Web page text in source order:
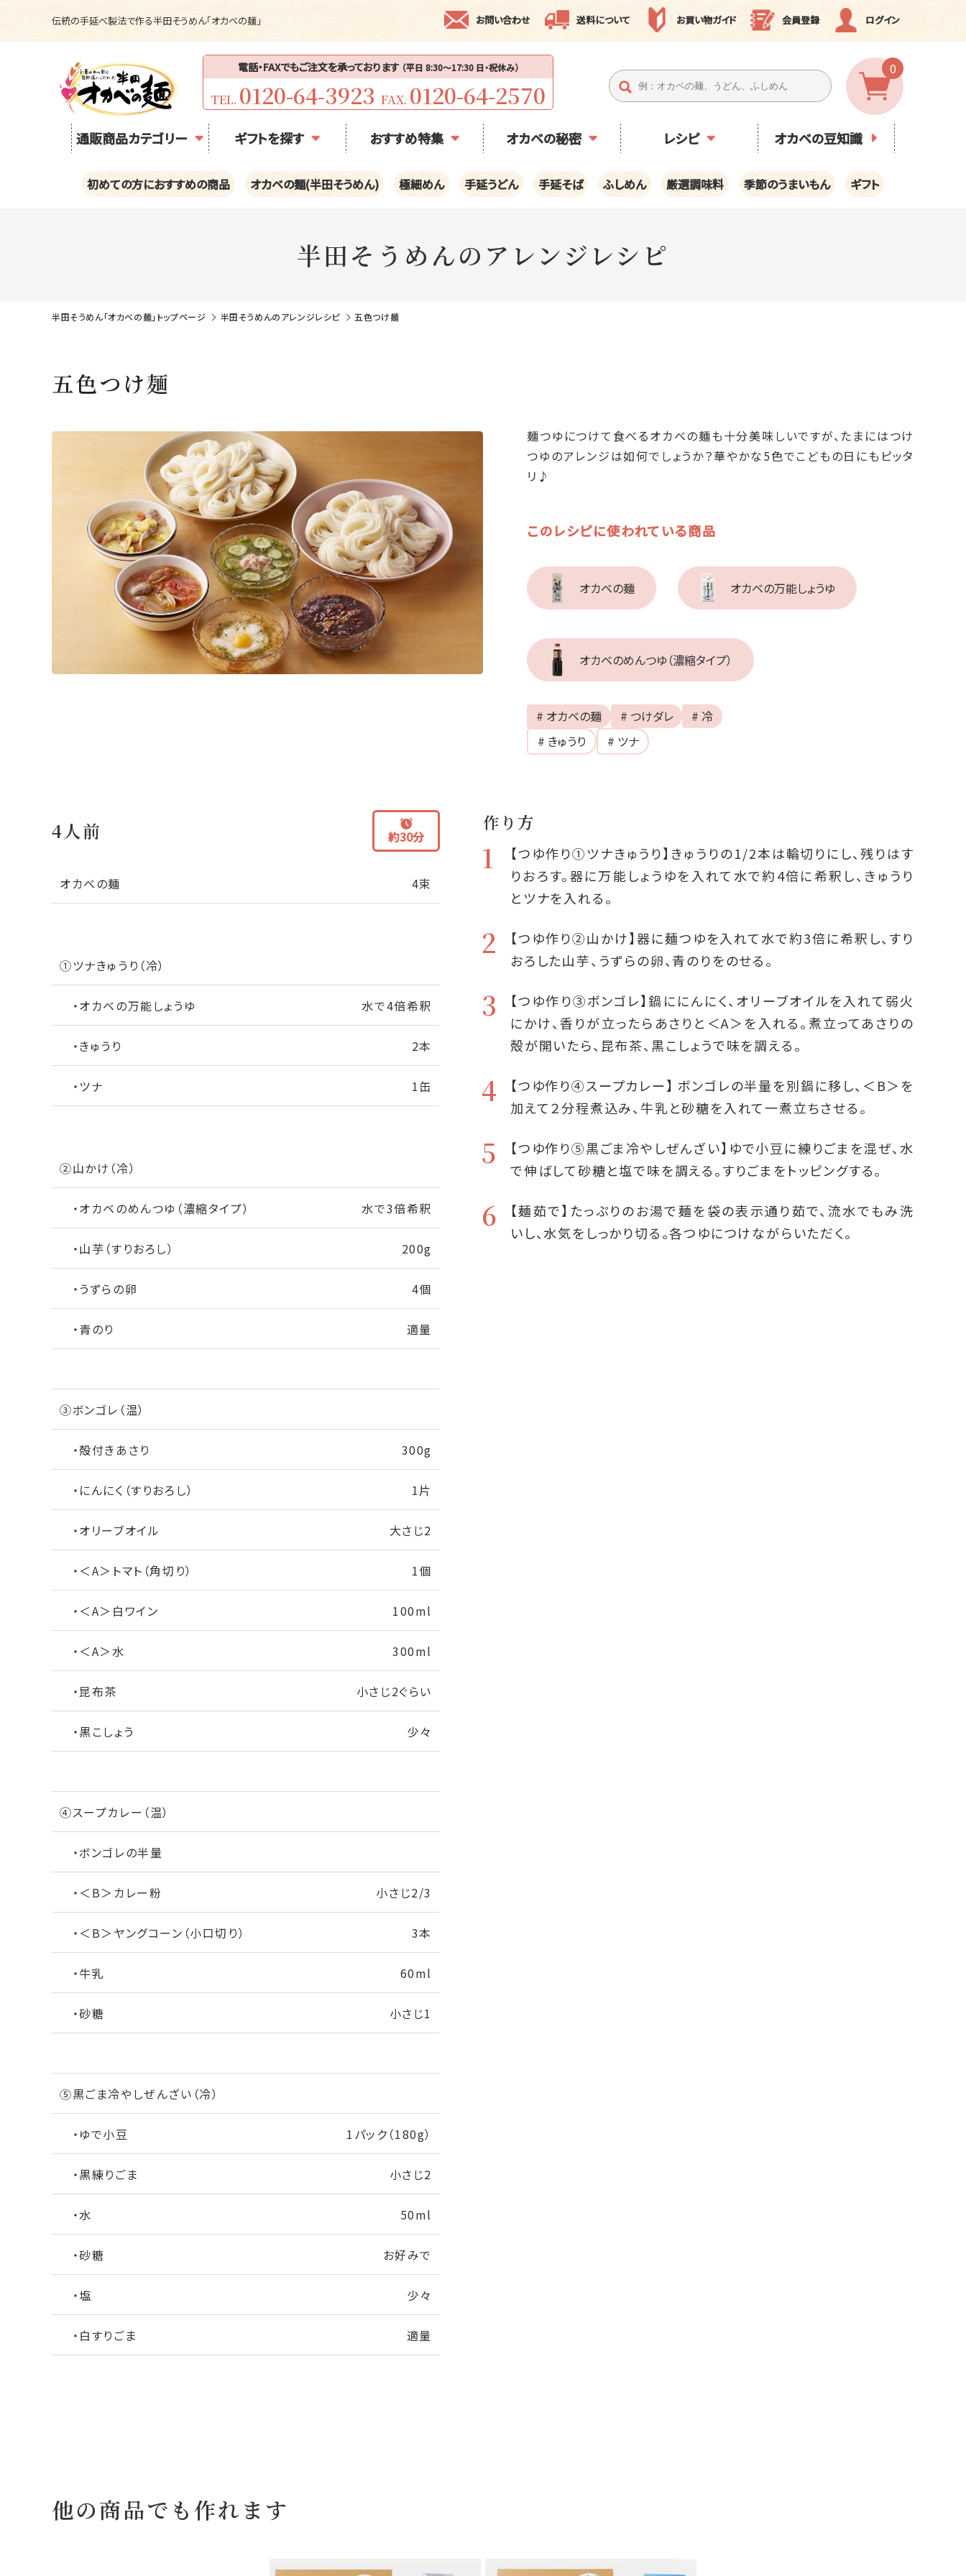
伝統の手延べ製法で作る半田そうめん「オカベの麺」 お問い合わせ 送料について お買い物ガイド 会員登録 ログイン
電話・FAXでもご注文を承っております （平日 8:30〜17:30 日・祝休み）
TEL. 0120-64-3923 FAX. 0120-64-2570
0
通販商品カテゴリー ギフトを探す おすすめ特集 オカベの秘密 レシピ オカベの豆知識
初めての方におすすめの商品 オカベの麺(半田そうめん) 極細めん 手延うどん 手延そば ふしめん 厳選調味料 季節のうまいもん ギフト
半田そうめんのアレンジレシピ
半田そうめん「オカベの麺」トップページ 半田そうめんのアレンジレシピ 五色つけ麺
五色つけ麺
麺つゆにつけて食べるオカベの麺も十分美味しいですが、たまにはつけ
つゆのアレンジは如何でしょうか？華やかな5色でこどもの日にもピッタ
リ♪
このレシピに使われている商品
オカベの麺 オカベの万能しょうゆ
オカベのめんつゆ（濃縮タイプ）
# オカベの麺 # つけダレ
# 冷
# きゅうり
# ツナ
4人前 約30分
オカベの麺 4束
①ツナきゅうり（冷）
・オカベの万能しょうゆ 水で4倍希釈
・きゅうり 2本
・ツナ 1缶
②山かけ（冷）
・オカベのめんつゆ（濃縮タイプ） 水で3倍希釈
・山芋（すりおろし） 200g
・うずらの卵 4個
・青のり 適量
③ボンゴレ（温）
・殻付きあさり 300g
・にんにく（すりおろし） 1片
・オリーブオイル 大さじ2
・＜A＞トマト（角切り） 1個
・＜A＞白ワイン 100ml
・＜A＞水 300ml
・昆布茶 小さじ2ぐらい
・黒こしょう 少々
④スープカレー（温）
・ボンゴレの半量
・＜B＞カレー粉 小さじ2/3
・＜B＞ヤングコーン（小口切り） 3本
・牛乳 60ml
・砂糖 小さじ1
⑤黒ごま冷やしぜんざい（冷）
・ゆで小豆 1パック（180g）
・黒練りごま 小さじ2
・水 50ml
・砂糖 お好みで
・塩 少々
・白すりごま 適量
作り方
1
【つゆ作り①ツナきゅうり】きゅうりの1/2本は輪切りにし、残りはす
りおろす。器に万能しょうゆを入れて水で約4倍に希釈し、きゅうり
とツナを入れる。
2
【つゆ作り②山かけ】器に麺つゆを入れて水で約3倍に希釈し、すり
おろした山芋、うずらの卵、青のりをのせる。
3
【つゆ作り③ボンゴレ】鍋ににんにく、オリーブオイルを入れて弱火
にかけ、香りが立ったらあさりと＜A＞を入れる。煮立ってあさりの
殻が開いたら、昆布茶、黒こしょうで味を調える。
4
【つゆ作り④スープカレー】 ボンゴレの半量を別鍋に移し、＜B＞を
加えて２分程煮込み、牛乳と砂糖を入れて一煮立ちさせる。
5
【つゆ作り⑤黒ごま冷やしぜんざい】ゆで小豆に練りごまを混ぜ、水
で伸ばして砂糖と塩で味を調える。すりごまをトッピングする。
6
【麺茹で】たっぷりのお湯で麺を袋の表示通り茹で、流水でもみ洗
いし、水気をしっかり切る。各つゆにつけながらいただく。
他の商品でも作れます